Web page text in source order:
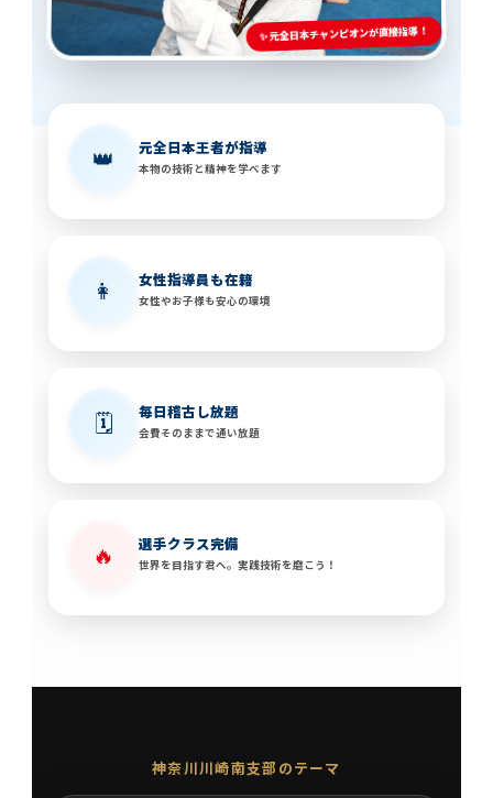
✨ 元全日本チャンピオンが直接指導！
👑 元全日本王者が指導
本物の技術と精神を学べます
👩 女性指導員も在籍
女性やお子様も安心の環境
🗓️ 毎日稽古し放題
会費そのままで通い放題
🔥 選手クラス完備
世界を目指す君へ。実践技術を磨こう！
神奈川川崎南支部のテーマ